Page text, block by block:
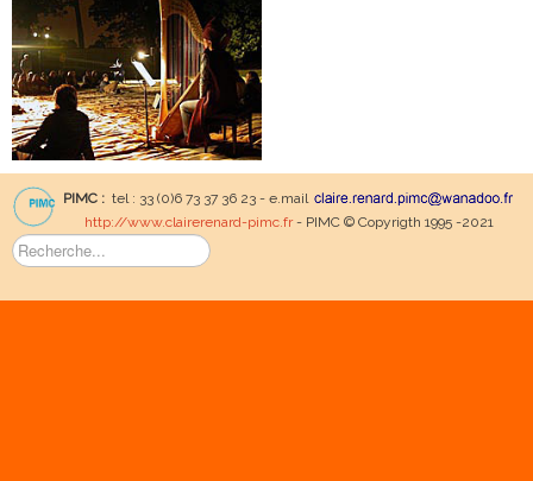
PIMC : tel : 33 (0)6 73 37 36 23 - e.mail
http://www.clairerenard-pimc.fr- PIMC © Copyrigth 1995 -2021
Rechercher